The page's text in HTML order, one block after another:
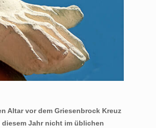
Altar vor dem Griesenbrock Kreuz
Jahr nicht im üblichen